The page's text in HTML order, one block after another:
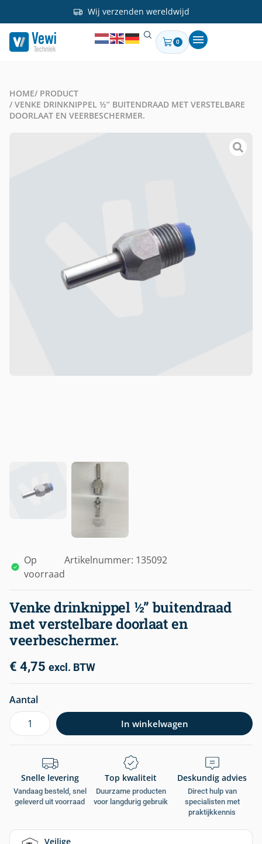
Wij verzenden wereldwijd
0
HOME/ PRODUCT
/ VENKE DRINKNIPPEL ½” BUITENDRAAD MET VERSTELBARE
DOORLAAT EN VEERBESCHERMER.
Op
voorraad
Artikelnummer: 135092
Venke drinknippel ½” buitendraad
met verstelbare doorlaat en
veerbeschermer.
€ 4,75 excl. BTW
Aantal
In winkelwagen
Snelle levering
Vandaag besteld, snel
geleverd uit voorraad
Top kwaliteit
Duurzame producten
voor langdurig gebruik
Deskundig advies
Direct hulp van
specialisten met
praktijkkennis
Veilige